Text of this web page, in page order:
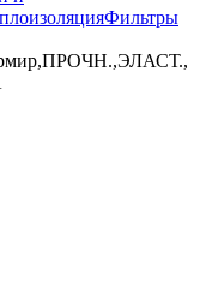
Фильтры